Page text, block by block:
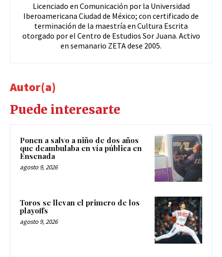
Licenciado en Comunicación por la Universidad
Iberoamericana Ciudad de México; con certificado de
terminación de la maestría en Cultura Escrita
otorgado por el Centro de Estudios Sor Juana. Activo
en semanario ZETA dese 2005.
Autor(a)
Puede interesarte
Ponen a salvo a niño de dos años
que deambulaba en vía pública en
Ensenada
agosto 9, 2026
Toros se llevan el primero de los
playoffs
agosto 9, 2026